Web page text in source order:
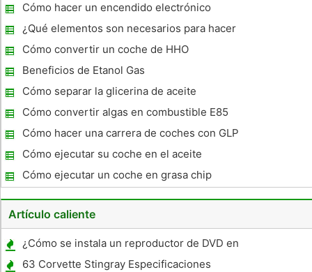
Cómo hacer un encendido electrónico
¿Qué elementos son necesarios para hacer
una carrera de coches de hidrógeno?
Cómo convertir un coche de HHO
Beneficios de Etanol Gas
Cómo separar la glicerina de aceite
Cómo convertir algas en combustible E85
Cómo hacer una carrera de coches con GLP
Cómo ejecutar su coche en el aceite
vegetal
Cómo ejecutar un coche en grasa chip
Artículo caliente
¿Cómo se instala un reproductor de DVD en
un Buick Rendezvous?
63 Corvette Stingray Especificaciones